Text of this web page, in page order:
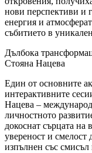
нови перспективи и
енергия и
събитието в
Дълбока
Стояна Нацева
Един от основните
интерактивните
Нацева –
личностното
докоснат сърцата
увереност и смелост
изпълнен със смисъл